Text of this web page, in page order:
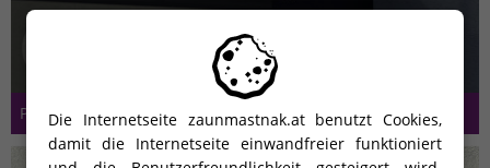
Die Internetseite zaunmastnak.at benutzt Cookies,
damit die Internetseite einwandfreier funktioniert
P-line STE-S-7-S